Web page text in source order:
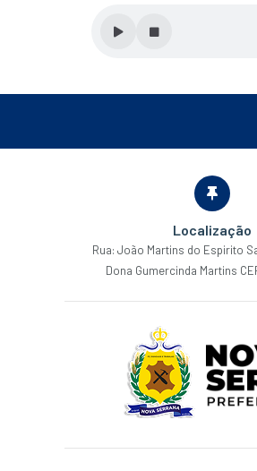
Localização
Rua: João Martins do Espirito
Dona Gumercinda Martins